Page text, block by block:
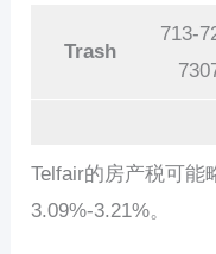
Trash
713-
Telfair的房产税可能
3.09%-3.21%。